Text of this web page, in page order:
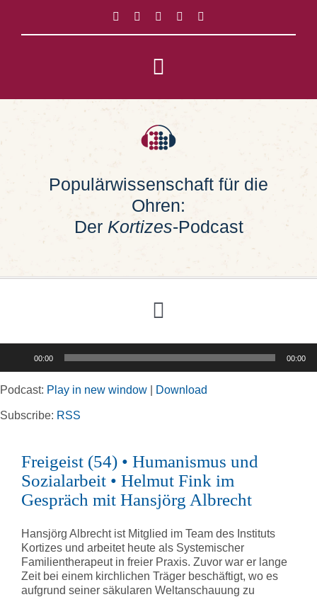
springen
Toggle
Navigation
Impressum
Populärwissenschaft für die
Ohren:
Der Kortizes-Podcast
Toggle
Navigation
Rubriken
Kortizes Website
00:00 00:00
Podcast: Play in new window Download
Subscribe: RSS
Freigeist (54) • Humanismus und
Sozialarbeit • Helmut Fink im
Gespräch mit Hansjörg Albrecht
Hansjörg Albrecht ist Mitglied im Team des Instituts
Kortizes und arbeitet heute als Systemischer
Familientherapeut in freier Praxis. Zuvor war er lange
Zeit bei einem kirchlichen Träger beschäftigt, wo es
aufgrund seiner säkularen Weltanschauung zu